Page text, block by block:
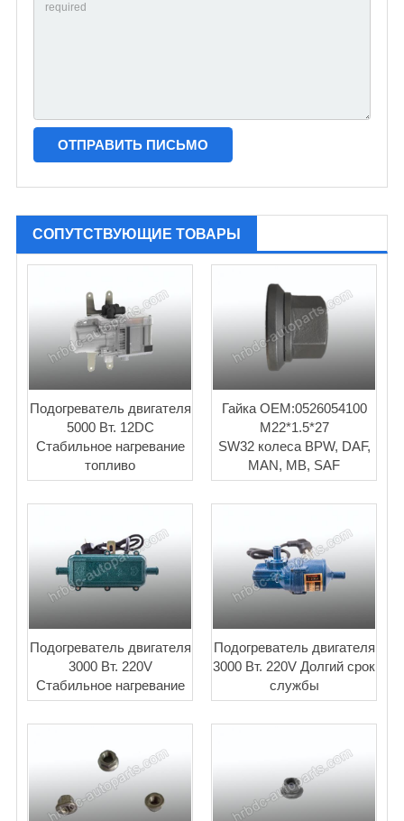
СОПУТСТВУЮЩИЕ ТОВАРЫ
Подогреватель двигателя
5000 Вт. 12DC
Стабильное нагревание
топливо
Гайка OEM:0526054100
М22*1.5*27
SW32 колеса BPW, DAF,
MAN, MB, SAF
Подогреватель двигателя
3000 Вт. 220V
Стабильное нагревание
Подогреватель двигателя
3000 Вт. 220V Долгий срок
службы